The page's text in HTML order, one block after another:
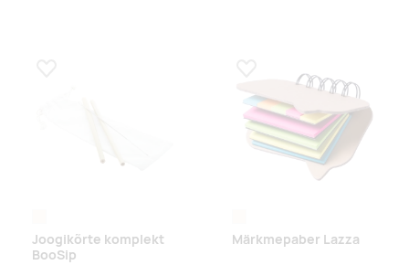
Joogikõrte komplekt
BooSip
Lisa lemmikuks
Märkmepaber Lazza